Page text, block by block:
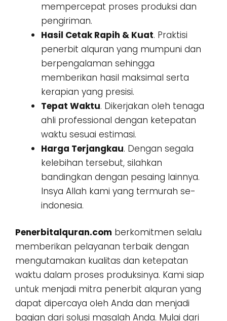
mempercepat proses produksi dan
pengiriman.
Hasil Cetak Rapih & Kuat. Praktisi
penerbit alquran yang mumpuni dan
berpengalaman sehingga
memberikan hasil maksimal serta
kerapian yang presisi.
Tepat Waktu. Dikerjakan oleh tenaga
ahli professional dengan ketepatan
waktu sesuai estimasi.
Harga Terjangkau. Dengan segala
kelebihan tersebut, silahkan
bandingkan dengan pesaing lainnya.
Insya Allah kami yang termurah se-
indonesia.
Penerbitalquran.com berkomitmen selalu
memberikan pelayanan terbaik dengan
mengutamakan kualitas dan ketepatan
waktu dalam proses produksinya. Kami siap
untuk menjadi mitra penerbit alquran yang
dapat dipercaya oleh Anda dan menjadi
bagian dari solusi masalah Anda. Mulai dari